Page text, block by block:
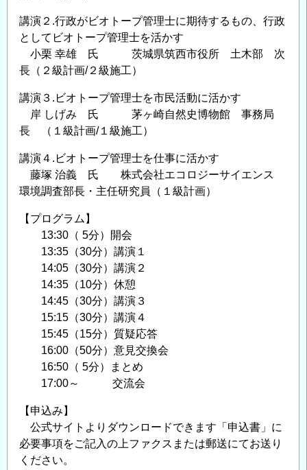
講演２.行政がビオトープ管理士に期待するもの、行政
としてビオトープ管理士を活かす
小栗 幸雄 氏 茨城県筑西市役所 土木部 次
長（２級計画/２級施工）
講演３.ビオトープ管理士を市民活動に活かす
岸 しげみ 氏 茅ヶ崎自然史博物館 事務局
長 （１級計画/１級施工）
講演４.ビオトープ管理士を仕事に活かす
藤塚 治義 氏 株式会社エコロジーサイエンス
環境調査部長・主任研究員（１級計画）
【プログラム】
13:30（ 5分）開会
13:35（30分）講演１
14:05（30分）講演２
14:35（10分）休憩
14:45（30分）講演３
15:15（30分）講演４
15:45（15分）質疑応答
16:00（50分）意見交換会
16:50（ 5分）まとめ
17:00～ 交流会
【申込み】
公式サイトよりダウンロードできます「申込書」に
必要事項をご記入の上ファクスまたは郵送にてお送り
ください。